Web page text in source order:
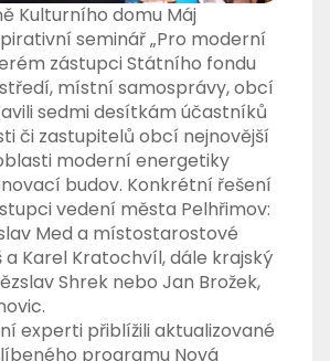
Kulturního domu Máj
seminář „Pro moderní
zástupci Státního fondu
místní samosprávy, obcí
sedmi desítkám účastníků
či zastupitelů obcí nejnovější
moderní energetiky
budov. Konkrétní řešení
vedení města Pelhřimov:
Med a místostarostové
a Karel Kratochvíl, dále krajský
Shrek nebo Jan Brožek,
experti přiblížili aktualizované
programu Nová